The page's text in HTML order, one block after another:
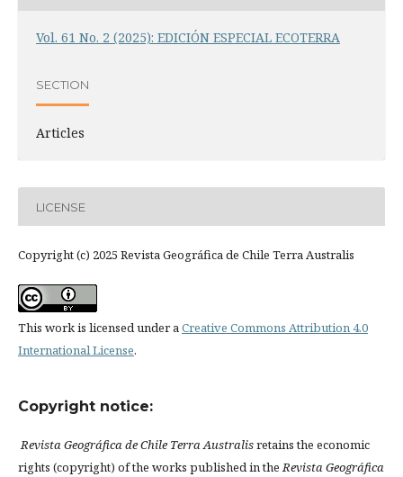
Vol. 61 No. 2 (2025): EDICIÓN ESPECIAL ECOTERRA
SECTION
Articles
LICENSE
Copyright (c) 2025 Revista Geográfica de Chile Terra Australis
This work is licensed under aCreative Commons Attribution 4.0
International License.
Copyright notice:
Revista Geográfica de Chile Terra Australisretains the economic
rights (copyright) of the works published in theRevista Geográfica